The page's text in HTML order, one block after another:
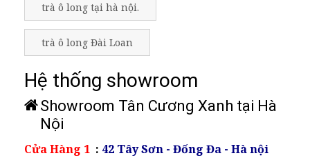
trà ô long tại hà nội.
trà ô long Đài Loan
Hệ thống showroom
Showroom Tân Cương Xanh tại Hà
Nội
Cửa Hàng 1 : 42 Tây Sơn - Đống Đa - Hà nội